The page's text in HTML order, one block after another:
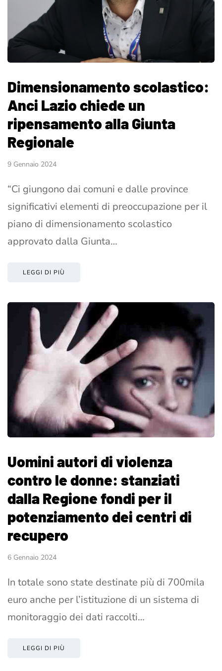
Dimensionamento scolastico:
Anci Lazio chiede un
ripensamento alla Giunta
Regionale
9 Gennaio 2024
“Ci giungono dai comuni e dalle province
significativi elementi di preoccupazione per il
piano di dimensionamento scolastico
approvato dalla Giunta…
LEGGI DI PIÙ
Uomini autori di violenza
contro le donne: stanziati
dalla Regione fondi per il
potenziamento dei centri di
recupero
6 Gennaio 2024
In totale sono state destinate più di 700mila
euro anche per l’istituzione di un sistema di
monitoraggio dei dati raccolti…
LEGGI DI PIÙ